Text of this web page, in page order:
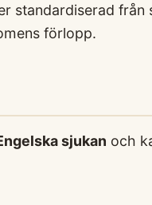
standardiserad från
förlopp.
sjukan och